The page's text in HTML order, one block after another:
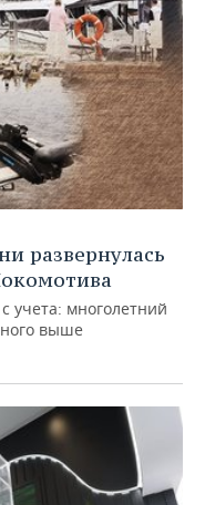
развернулась
учета: многолетний
выше